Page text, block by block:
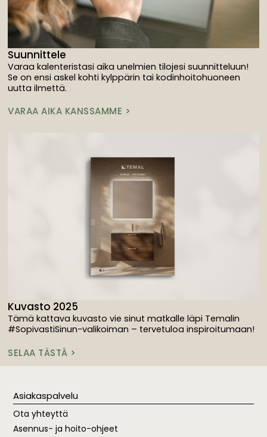
Suunnittele
Varaa kalenteristasi aika unelmien tilojesi suunnitteluun!
Se on ensi askel kohti kylppärin tai kodinhoitohuoneen
uutta ilmettä.
VARAA AIKA KANSSAMME >
Kuvasto 2025
Tämä kattava kuvasto vie sinut matkalle läpi Temalin
#SopivastiSinun-valikoiman – tervetuloa inspiroitumaan!
SELAA TÄSTÄ >
Asiakaspalvelu
Ota yhteyttä
Asennus- ja hoito-ohjeet